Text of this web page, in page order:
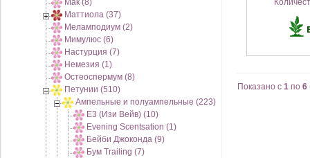
Мак (8)
Маттиола (37)
Меламподиум (2)
Мимулюс (6)
Настурция (7)
Немезия (1)
Остеоспермум (8)
Петунии (510)
Ампельные и полуампельные (223)
E3 (Изи Вейв) (10)
Evening Scentsation (1)
Бейби Джоконда (9)
Бум Trailing (7)
Показано с 1 по 6